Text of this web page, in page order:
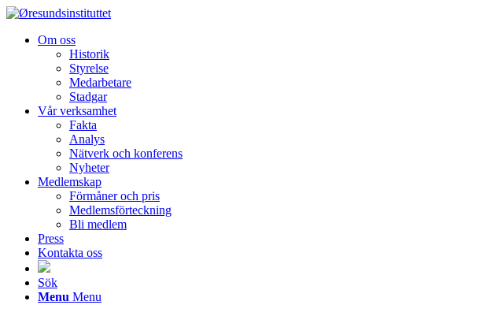
Om oss
Historik
Styrelse
Medarbetare
Stadgar
Vår verksamhet
Fakta
Analys
Nätverk och konferens
Nyheter
Medlemskap
Förmåner och pris
Medlemsförteckning
Bli medlem
Press
Kontakta oss
Sök
Menu Menu